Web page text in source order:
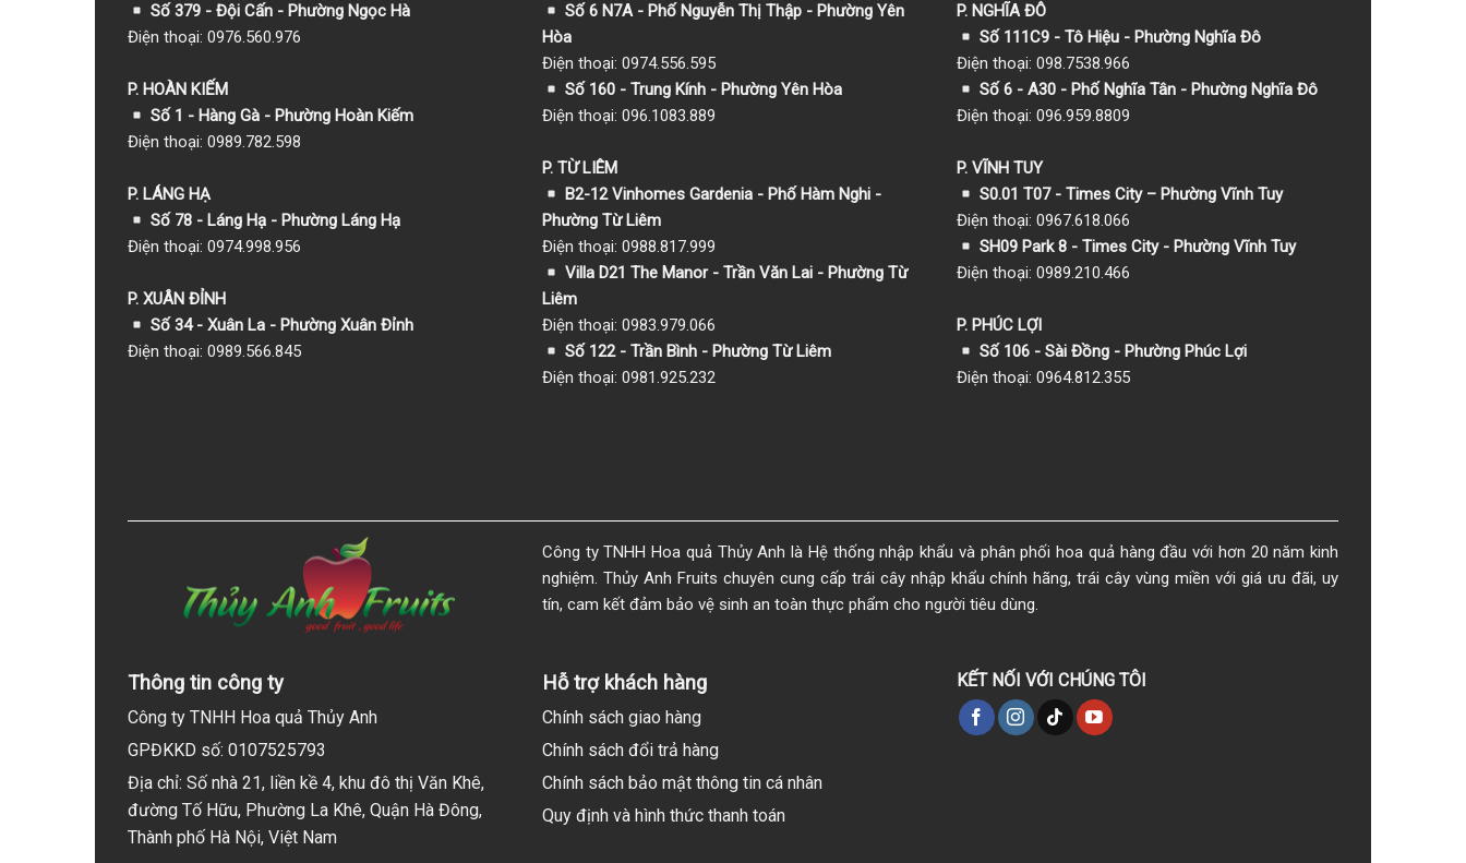
Số 379 - Đội Cấn - Phường Ngọc Hà
Điện thoại: 0976.560.976
P. HOÀN KIẾM
Số 1 - Hàng Gà - Phường Hoàn Kiếm
Điện thoại: 0989.782.598
P. LÁNG HẠ
Số 78 - Láng Hạ - Phường Láng Hạ
Điện thoại: 0974.998.956
P. XUÂN ĐỈNH
Số 34 - Xuân La - Phường Xuân Đỉnh
Điện thoại: 0989.566.845
Số 6 N7A - Phố Nguyễn Thị Thập - Phường Yên
Hòa
Điện thoại: 0974.556.595
Số 160 - Trung Kính - Phường Yên Hòa
Điện thoại: 096.1083.889
P. TỪ LIÊM
B2-12 Vinhomes Gardenia - Phố Hàm Nghi -
Phường Từ Liêm
Điện thoại: 0988.817.999
Villa D21 The Manor - Trần Văn Lai - Phường Từ
Liêm
Điện thoại: 0983.979.066
Số 122 - Trần Bình - Phường Từ Liêm
Điện thoại: 0981.925.232
P. NGHĨA ĐÔ
Số 111C9 - Tô Hiệu - Phường Nghĩa Đô
Điện thoại: 098.7538.966
Số 6 - A30 - Phố Nghĩa Tân - Phường Nghĩa Đô
Điện thoại: 096.959.8809
P. VĨNH TUY
S0.01 T07 - Times City – Phường Vĩnh Tuy
Điện thoại: 0967.618.066
SH09 Park 8 - Times City - Phường Vĩnh Tuy
Điện thoại: 0989.210.466
P. PHÚC LỢI
Số 106 - Sài Đồng - Phường Phúc Lợi
Điện thoại: 0964.812.355
Công ty TNHH Hoa quả Thủy Anh là Hệ thống nhập khẩu và phân phối hoa quả hàng đầu với hơn 20 năm kinh
nghiệm. Thủy Anh Fruits chuyên cung cấp trái cây nhập khẩu chính hãng, trái cây vùng miền với giá ưu đãi, uy
tín, cam kết đảm bảo vệ sinh an toàn thực phẩm cho người tiêu dùng.
Thông tin công ty
Công ty TNHH Hoa quả Thủy Anh
GPĐKKD số: 0107525793
Địa chỉ: Số nhà 21, liền kề 4, khu đô thị Văn Khê,
đường Tố Hữu, Phường La Khê, Quận Hà Đông,
Thành phố Hà Nội, Việt Nam
Hỗ trợ khách hàng
Chính sách giao hàng
Chính sách đổi trả hàng
Chính sách bảo mật thông tin cá nhân
Quy định và hình thức thanh toán
KẾT NỐI VỚI CHÚNG TÔI